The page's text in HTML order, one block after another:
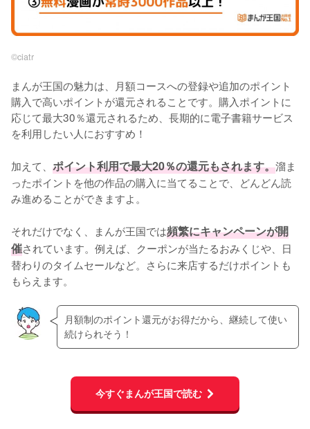
©︎ciatr
まんが王国の魅力は、月額コースへの登録や追加のポイント
購入で高いポイントが還元されることです。購入ポイントに
応じて最大30％還元されるため、長期的に電子書籍サービス
を利用したい人におすすめ！
加えて、 ポイント利用で最大20％の還元もされます。溜ま
ったポイントを他の作品の購入に当てることで、どんどん読
み進めることができますよ。
それだけでなく、まんが王国では頻繁にキャンペーンが開
催されています。例えば、クーポンが当たるおみくじや、日
替わりのタイムセールなど。さらに来店するだけポイントも
もらえます。
月額制のポイント還元がお得だから、継続して使い
続けられそう！
今すぐまんが王国で読む